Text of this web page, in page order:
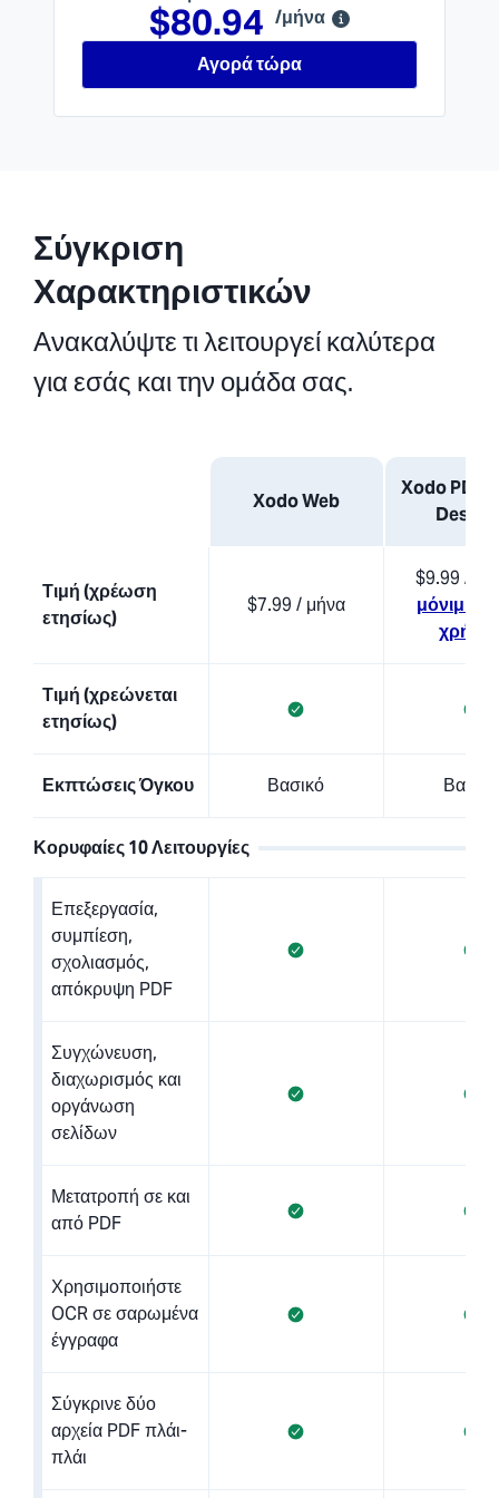
$80.94 /μήνα
Αγορά τώρα
Σύγκριση
Χαρακτηριστικών
Ανακαλύψτε τι λειτουργεί καλύτερα
για εσάς και την ομάδα σας.
Xodo Web
Xodo PDF
Τιμή (χρέωση
ετησίως)
$7.99 / μήνα
$9.99 /
μόνιμη
Τιμή (χρεώνεται
ετησίως)
Εκπτώσεις Όγκου Βασικό Βασικό
Κορυφαίες 10 Λειτουργίες
Επεξεργασία,
συμπίεση,
σχολιασμός,
απόκρυψη PDF
Συγχώνευση,
διαχωρισμός και
οργάνωση
σελίδων
Μετατροπή σε και
από PDF
Χρησιμοποιήστε
OCR σε σαρωμένα
έγγραφα
Σύγκρινε δύο
αρχεία PDF πλάι-
πλάι